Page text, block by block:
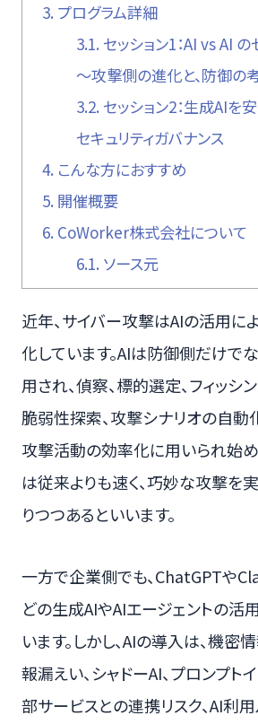
3. プログラム詳細
3.1. セッション1：AI vs AI
〜攻撃側の進化と、防御の
3.2. セッション2：生成AIを
セキュリティガバナンス
4. こんな方におすすめ
5. 開催概要
6. CoWorker株式会社について
6.1. ソース元
近年、サイバー攻撃はAIの活用に
化しています。AIは防御側だけで
用され、偵察、標的選定、フィッシ
脆弱性探索、攻撃シナリオの自動
攻撃活動の効率化に用いられ始め
は従来よりも速く、巧妙な攻撃を
りつつあるといいます。
一方で企業側でも、ChatGPTや
どの生成AIやAIエージェントの活
います。しかし、AIの導入は、機密
報漏えい、シャドーAI、プロンプト
部サービスとの連携リスク、AI利